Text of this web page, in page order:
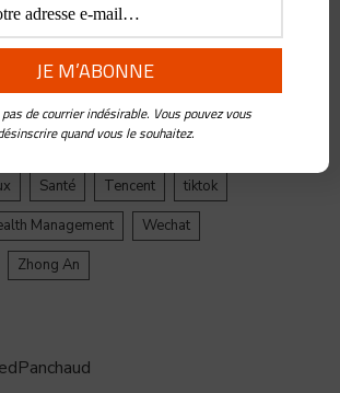
Intelligence Artificielle
Live Streaming LuFax
Management
Santé Tencent
tiktok
Management
Wechat
Zhong An
de courrier indésirable. Vous pouvez vous
quand vous le souhaitez.